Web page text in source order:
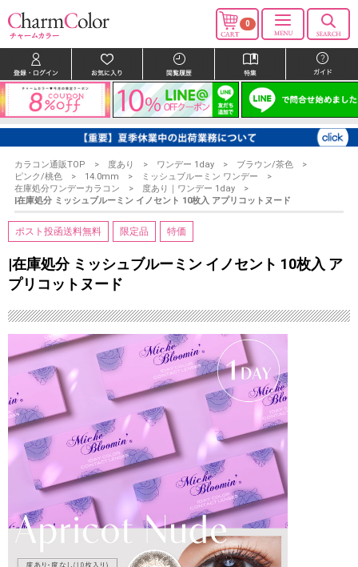
0
カラコン通販TOP 度あり ワンデー 1day
ブラウン/茶色
ピンク/桃色
14.0mm
ミッシュブルーミン ワンデー
在庫処分ワンデーカラコン
度あり｜ワンデー 1day
|在庫処分 ミッシュブルーミン イノセント 10枚入 アプリコットヌード
ポスト投函送料無料 限定品 特価
|在庫処分 ミッシュブルーミン イノセント 10枚入 ア
プリコットヌード